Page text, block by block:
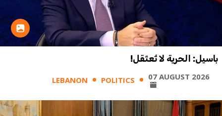
باسيل: الحرية لا تُعتَقل!
LEBANON POLITICS 07 AUGUST 2026